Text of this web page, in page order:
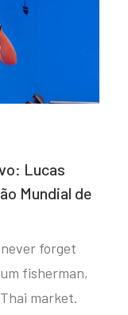
Lucas
Mundial de
forget
fisherman,
market.